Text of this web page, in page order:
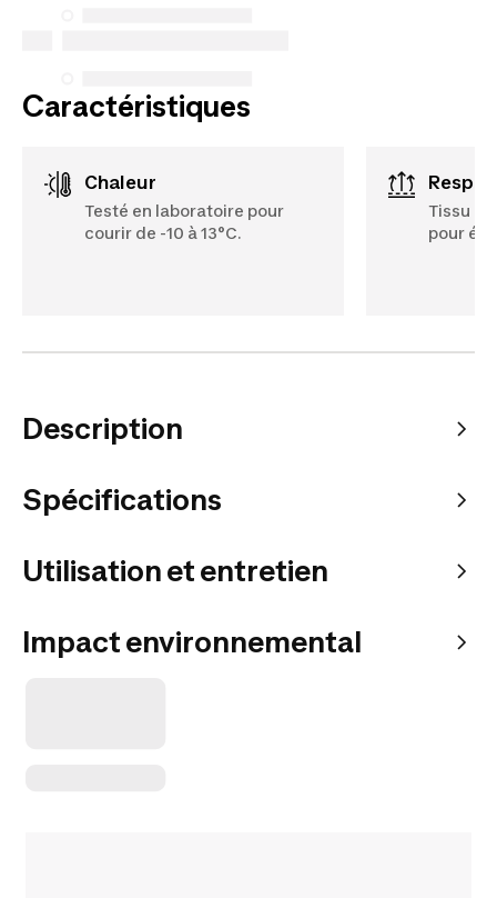
Caractéristiques
Chaleur
Testé en laboratoire pour
courir de -10 à 13°C.
Tissu
pour
Description
Spécifications
Utilisation et entretien
Impact environnemental